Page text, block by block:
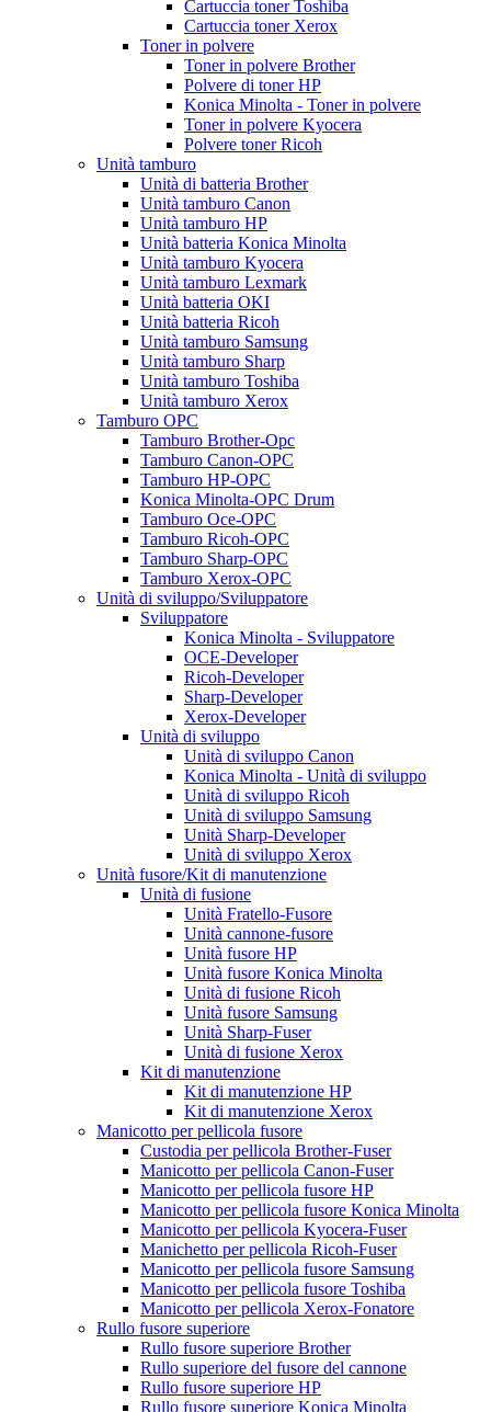
Cartuccia toner Toshiba
Cartuccia toner Xerox
Toner in polvere
Toner in polvere Brother
Polvere di toner HP
Konica Minolta - Toner in polvere
Toner in polvere Kyocera
Polvere toner Ricoh
Unità tamburo
Unità di batteria Brother
Unità tamburo Canon
Unità tamburo HP
Unità batteria Konica Minolta
Unità tamburo Kyocera
Unità tamburo Lexmark
Unità batteria OKI
Unità batteria Ricoh
Unità tamburo Samsung
Unità tamburo Sharp
Unità tamburo Toshiba
Unità tamburo Xerox
Tamburo OPC
Tamburo Brother-Opc
Tamburo Canon-OPC
Tamburo HP-OPC
Konica Minolta-OPC Drum
Tamburo Oce-OPC
Tamburo Ricoh-OPC
Tamburo Sharp-OPC
Tamburo Xerox-OPC
Unità di sviluppo/Sviluppatore
Sviluppatore
Konica Minolta - Sviluppatore
OCE-Developer
Ricoh-Developer
Sharp-Developer
Xerox-Developer
Unità di sviluppo
Unità di sviluppo Canon
Konica Minolta - Unità di sviluppo
Unità di sviluppo Ricoh
Unità di sviluppo Samsung
Unità Sharp-Developer
Unità di sviluppo Xerox
Unità fusore/Kit di manutenzione
Unità di fusione
Unità Fratello-Fusore
Unità cannone-fusore
Unità fusore HP
Unità fusore Konica Minolta
Unità di fusione Ricoh
Unità fusore Samsung
Unità Sharp-Fuser
Unità di fusione Xerox
Kit di manutenzione
Kit di manutenzione HP
Kit di manutenzione Xerox
Manicotto per pellicola fusore
Custodia per pellicola Brother-Fuser
Manicotto per pellicola Canon-Fuser
Manicotto per pellicola fusore HP
Manicotto per pellicola fusore Konica Minolta
Manicotto per pellicola Kyocera-Fuser
Manichetto per pellicola Ricoh-Fuser
Manicotto per pellicola fusore Samsung
Manicotto per pellicola fusore Toshiba
Manicotto per pellicola Xerox-Fonatore
Rullo fusore superiore
Rullo fusore superiore Brother
Rullo superiore del fusore del cannone
Rullo fusore superiore HP
Rullo fusore superiore Konica Minolta